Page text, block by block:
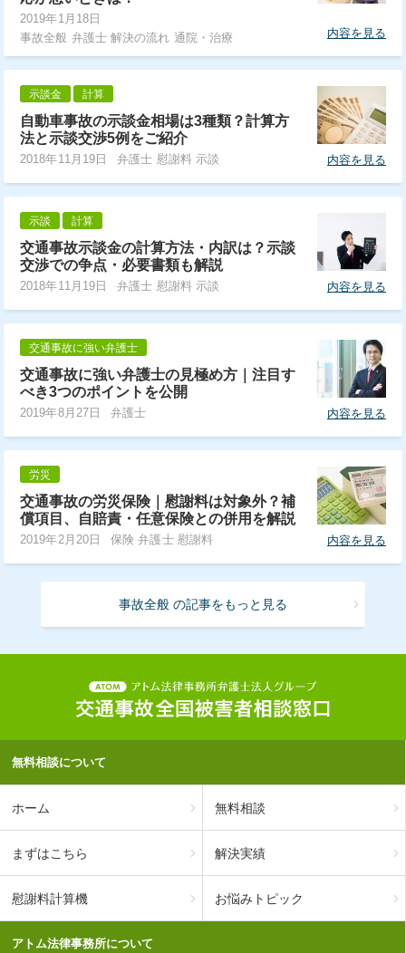
2019年1月18日
事故全般 弁護士 解決の流れ 通院・治療
内容を見る
示談金 計算
自動車事故の示談金相場は3種類？計算方
法と示談交渉5例をご紹介
2018年11月19日 弁護士 慰謝料 示談 内容を見る
示談 計算
交通事故示談金の計算方法・内訳は？示談
交渉での争点・必要書類も解説
2018年11月19日 弁護士 慰謝料 示談 内容を見る
交通事故に強い弁護士
交通事故に強い弁護士の見極め方｜注目す
べき3つのポイントを公開
2019年8月27日 弁護士 内容を見る
労災
交通事故の労災保険｜慰謝料は対象外？補
償項目、自賠責・任意保険との併用を解説
2019年2月20日 保険 弁護士 慰謝料 内容を見る
事故全般 の記事をもっと見る
無料相談について
ホーム 無料相談
まずはこちら 解決実績
慰謝料計算機 お悩みトピック
アトム法律事務所について